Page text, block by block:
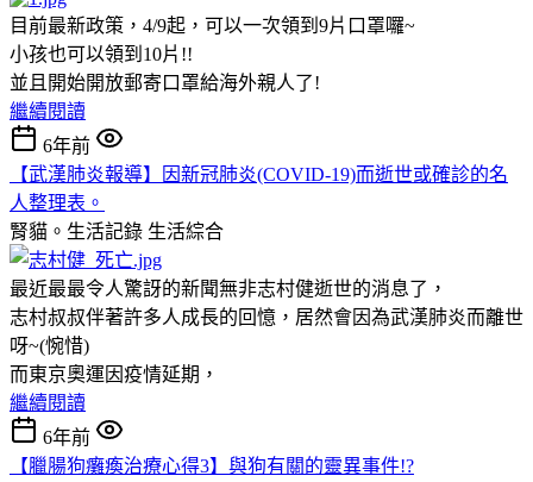
目前最新政策，4/9起，可以一次領到9片口罩囉~
小孩也可以領到10片!!
並且開始開放郵寄口罩給海外親人了!
繼續閱讀
6年前
【武漢肺炎報導】因新冠肺炎(COVID-19)而逝世或確診的名
人整理表。
腎貓。生活記錄 生活綜合
最近最最令人驚訝的新聞無非志村健逝世的消息了，
志村叔叔伴著許多人成長的回憶，居然會因為武漢肺炎而離世
呀~(惋惜)
而東京奧運因疫情延期，
繼續閱讀
6年前
【臘腸狗癱瘓治療心得3】與狗有關的靈異事件!?